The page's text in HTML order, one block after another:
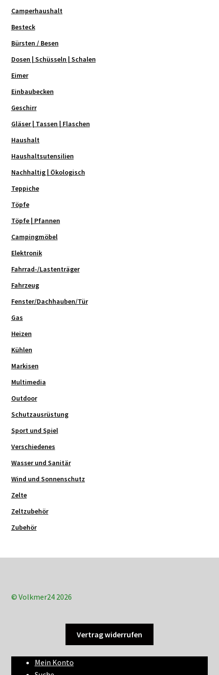
Camperhaushalt
Besteck
Bürsten / Besen
Dosen | Schüsseln | Schalen
Eimer
Einbaubecken
Geschirr
Gläser | Tassen | Flaschen
Haushalt
Haushaltsutensilien
Nachhaltig | Ökologisch
Teppiche
Töpfe
Töpfe | Pfannen
Campingmöbel
Elektronik
Fahrrad-/Lastenträger
Fahrzeug
Fenster/Dachhauben/Tür
Gas
Heizen
Kühlen
Markisen
Multimedia
Outdoor
Schutzausrüstung
Sport und Spiel
Verschiedenes
Wasser und Sanitär
Wind und Sonnenschutz
Zelte
Zeltzubehör
Zubehör
© Volkmer24 2026
Vertrag widerrufen
Mein Konto